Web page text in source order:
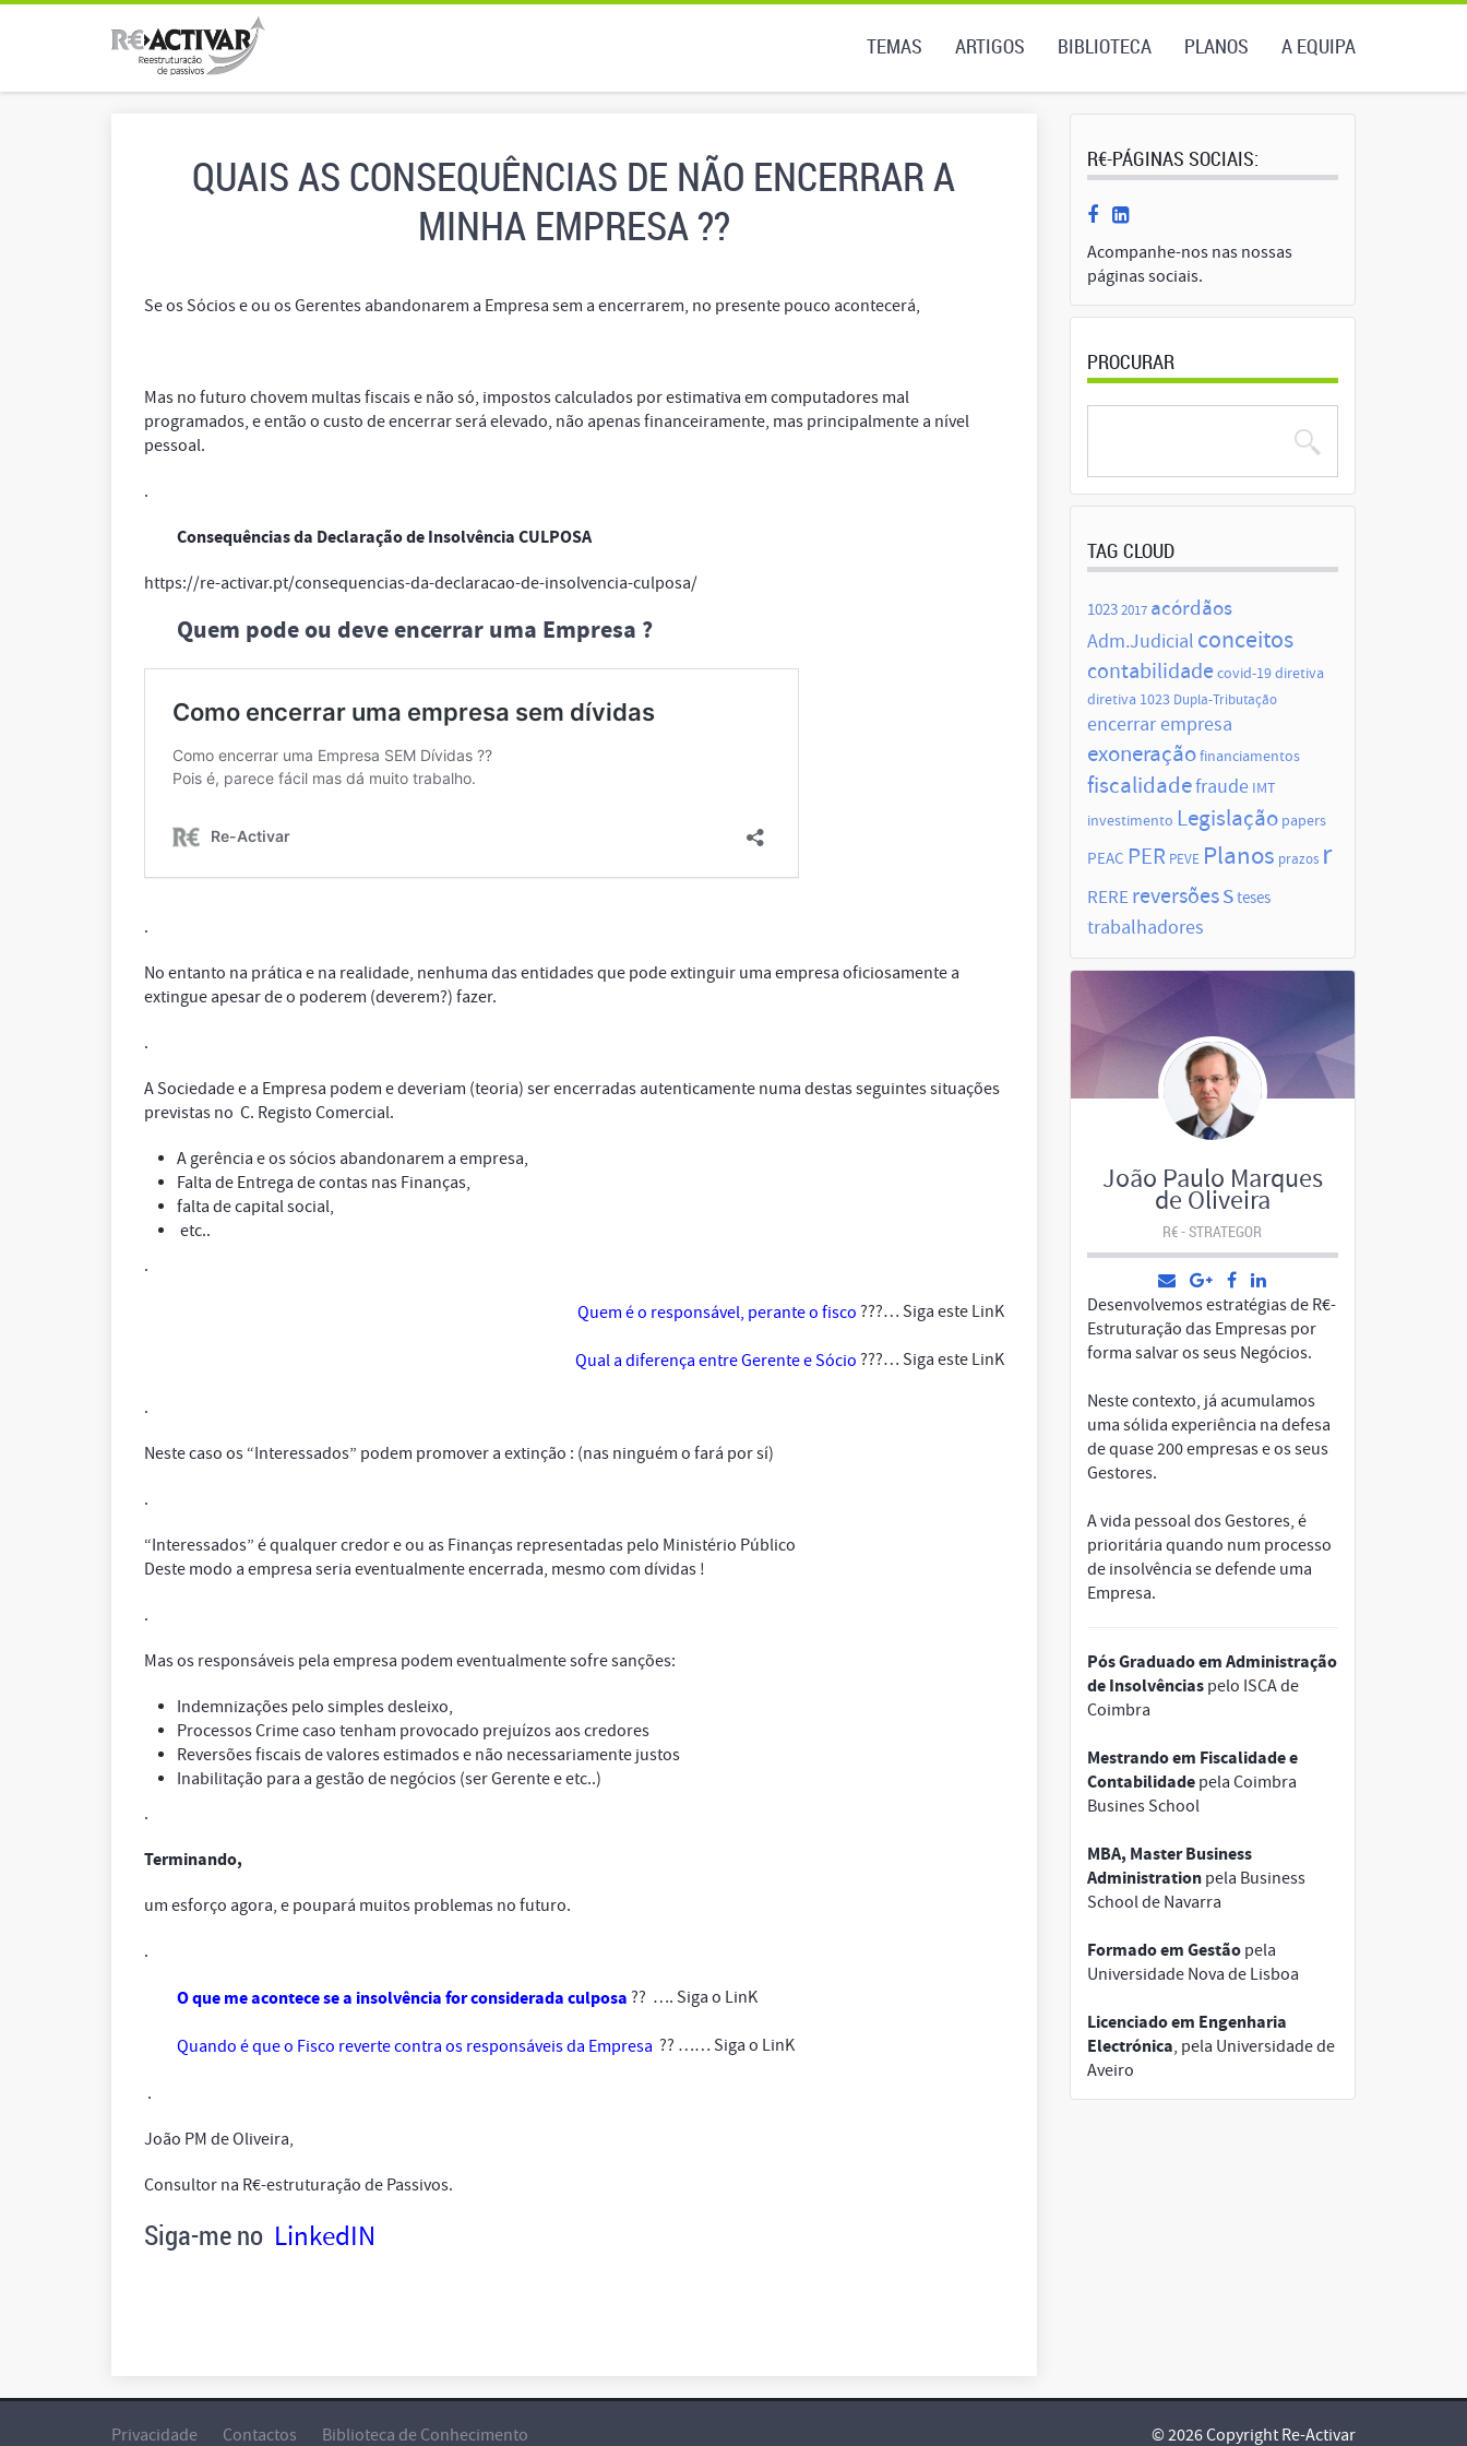
TEMAS ARTIGOS BIBLIOTECA PLANOS A EQUIPA
QUAIS AS CONSEQUÊNCIAS DE NÃO ENCERRAR A
MINHA EMPRESA ??
Se os Sócios e ou os Gerentes abandonarem a Empresa sem a encerrarem, no presente pouco acontecerá,
Mas no futuro chovem multas fiscais e não só, impostos calculados por estimativa em computadores mal
programados, e então o custo de encerrar será elevado, não apenas financeiramente, mas principalmente a nível
pessoal.
.
Consequências da Declaração de Insolvência CULPOSA
https://re-activar.pt/consequencias-da-declaracao-de-insolvencia-culposa/
Quem pode ou deve encerrar uma Empresa ?
.
No entanto na prática e na realidade, nenhuma das entidades que pode extinguir uma empresa oficiosamente a
extingue apesar de o poderem (deverem?) fazer.
.
A Sociedade e a Empresa podem e deveriam (teoria) ser encerradas autenticamente numa destas seguintes situações
previstas no C. Registo Comercial.
A gerência e os sócios abandonarem a empresa,
Falta de Entrega de contas nas Finanças,
falta de capital social,
etc..
.
Quem é o responsável, perante o fisco ???… Siga este LinK
Qual a diferença entre Gerente e Sócio ???… Siga este LinK
.
Neste caso os “Interessados” podem promover a extinção : (nas ninguém o fará por sí)
.
“Interessados” é qualquer credor e ou as Finanças representadas pelo Ministério Público
Deste modo a empresa seria eventualmente encerrada, mesmo com dívidas !
.
Mas os responsáveis pela empresa podem eventualmente sofre sanções:
Indemnizações pelo simples desleixo,
Processos Crime caso tenham provocado prejuízos aos credores
Reversões fiscais de valores estimados e não necessariamente justos
Inabilitação para a gestão de negócios (ser Gerente e etc..)
.
Terminando,
um esforço agora, e poupará muitos problemas no futuro.
.
O que me acontece se a insolvência for considerada culposa ?? …. Siga o LinK
Quando é que o Fisco reverte contra os responsáveis da Empresa ?? …… Siga o LinK
.
João PM de Oliveira,
Consultor na R€-estruturação de Passivos.
Siga-me no LinkedIN
R€-PÁGINAS SOCIAIS:
Acompanhe-nos nas nossas
páginas sociais.
PROCURAR
TAG CLOUD
10232017 acórdãos
Adm.Judicial conceitos
contabilidade covid-19diretiva
diretiva 1023 Dupla-Tributação
encerrar empresa
exoneraçãofinanciamentos
fiscalidadefraude IMT
investimento Legislação papers
PEAC PER PEVE Planos prazos r
RERE reversõessteses
trabalhadores
João Paulo Marques
de Oliveira
R€ - STRATEGOR
Desenvolvemos estratégias de R€-
Estruturação das Empresas por
forma salvar os seus Negócios.
Neste contexto, já acumulamos
uma sólida experiência na defesa
de quase 200 empresas e os seus
Gestores.
A vida pessoal dos Gestores, é
prioritária quando num processo
de insolvência se defende uma
Empresa.
Pós Graduado em Administração
de Insolvênciaspelo ISCA de
Coimbra
Mestrando em Fiscalidade e
Contabilidadepela Coimbra
Busines School
MBA, Master Business
Administrationpela Business
School de Navarra
Formado em Gestãopela
Universidade Nova de Lisboa
Licenciado em Engenharia
Electrónica, pela Universidade de
Aveiro
Privacidade Contactos Biblioteca de Conhecimento © 2026 Copyright Re-Activar